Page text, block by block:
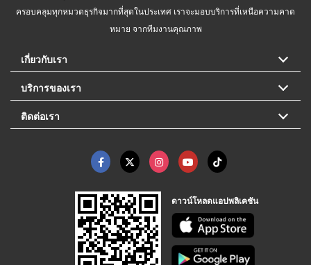
ครอบคลุมทุกหมวดธุรกิจมากที่สุดในประเทศ เราจะมอบบริการที่เหนือความคาด
หมาย จากทีมงานคุณภาพ
เกี่ยวกับเรา
บริการของเรา
ติดต่อเรา
ดาวน์โหลดแอปพลิเคชัน